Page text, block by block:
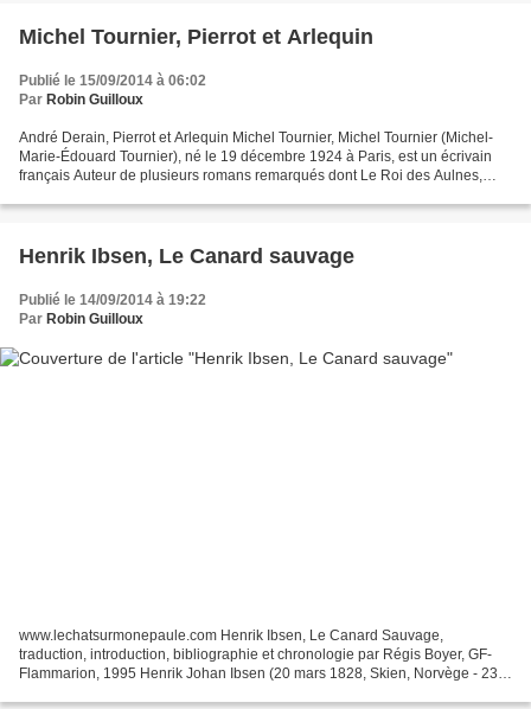
Michel Tournier, Pierrot et Arlequin
Publié le 15/09/2014 à 06:02
Par Robin Guilloux
André Derain, Pierrot et Arlequin Michel Tournier, Michel Tournier (Michel-
Marie-Édouard Tournier), né le 19 décembre 1924 à Paris, est un écrivain
français Auteur de plusieurs romans remarqués dont Le Roi des Aulnes,
Henrik Ibsen, Le Canard sauvage
Publié le 14/09/2014 à 19:22
Par Robin Guilloux
www.lechatsurmonepaule.com Henrik Ibsen, Le Canard Sauvage,
traduction, introduction, bibliographie et chronologie par Régis Boyer, GF-
Flammarion, 1995 Henrik Johan Ibsen (20 mars 1828, Skien, Norvège - 23